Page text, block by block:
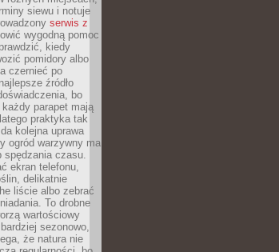
siewu i notuje
serwis z
wygodną pomoc
kiedy
pomidory albo
czernieć po
źródło
bo
parapet mają
praktyka tak
kolejna uprawa
ogród warzywny ma
spędzania czasu.
ekran telefonu,
delikatnie
liście albo zebrać
To drobne
wartościowy
sezonowo,
że natura nie